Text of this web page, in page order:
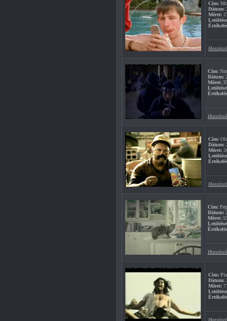
Cím:
Dátum:
Méret:
Cím:
Dátum:
Méret:
Cím:
Dátum:
Méret:
Cím:
Dátum:
Méret:
Cím:
Dátum:
Méret: